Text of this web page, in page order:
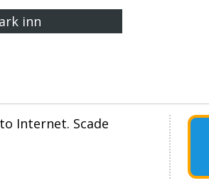
inn
Internet. Scade